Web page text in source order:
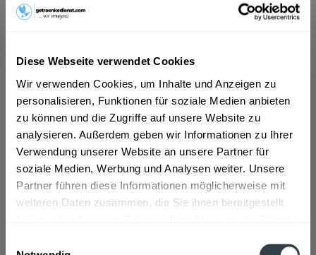
Diese Webseite verwendet Cookies
Wir verwenden Cookies, um Inhalte und Anzeigen zu
personalisieren, Funktionen für soziale Medien anbieten
zu können und die Zugriffe auf unsere Website zu
analysieren. Außerdem geben wir Informationen zu Ihrer
Verwendung unserer Website an unsere Partner für
soziale Medien, Werbung und Analysen weiter. Unsere
Partner führen diese Informationen möglicherweise mit
weiteren Daten zusammen, die Sie ihnen bereitgestellt
inkl. MwSt.zzgl. Lieferkosten
Vorrätig
+5,10 € Pfand
In den Warenkorb
Hinzugefügt
Artikel-Nr.: 11324
Beschreibung
"ViO Still ist ein natürliches Mineralwasser ohne
Kohlensäure und dem besonders weichen...mehr